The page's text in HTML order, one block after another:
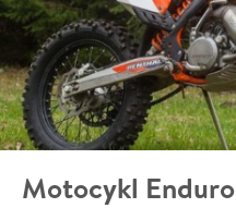
Motocykl Enduro